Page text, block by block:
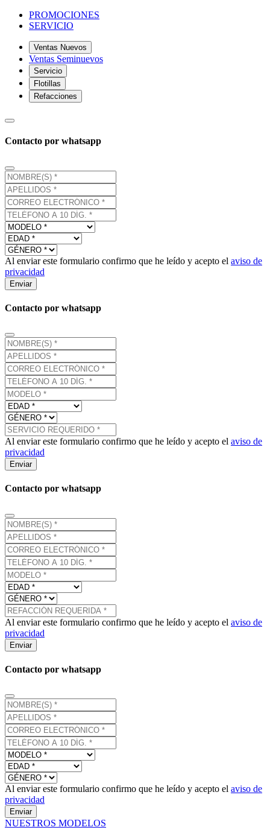
PROMOCIONES
SERVICIO
Ventas Nuevos
Ventas Seminuevos
Servicio
Flotillas
Refacciones
Contacto por whatsapp
Al enviar este formulario confirmo que he leído y acepto el aviso de
privacidad
Enviar
Contacto por whatsapp
Al enviar este formulario confirmo que he leído y acepto el aviso de
privacidad
Enviar
Contacto por whatsapp
Al enviar este formulario confirmo que he leído y acepto el aviso de
privacidad
Enviar
Contacto por whatsapp
Al enviar este formulario confirmo que he leído y acepto el aviso de
privacidad
Enviar
NUESTROS MODELOS